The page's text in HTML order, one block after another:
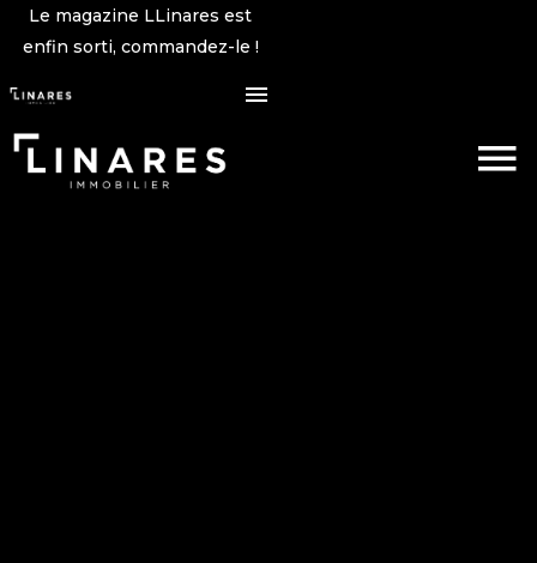
Le magazine LLinares est
enfin sorti, commandez-le !